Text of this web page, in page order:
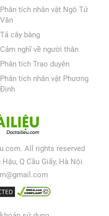
Phân tích nhân vật Ngô Tử
Văn
Tả cây bàng
Cảm nghĩ về người thân
Phân tích Trao duyên
Phân tích nhân vật Phương
Định
All rights reserved
Q Cầu Giấy, Hà Nội